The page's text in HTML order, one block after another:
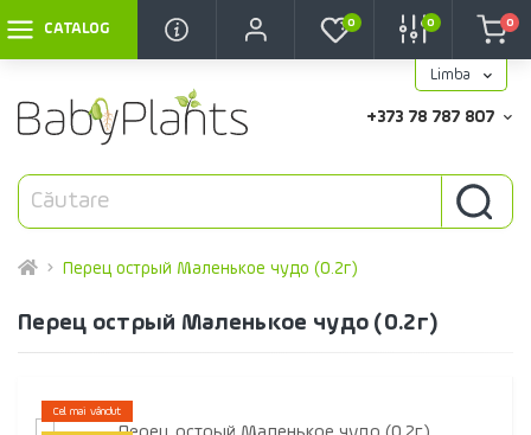
CATALOG
Limba
0 0 0
+373 78 787 807
Перец острый Маленькое чудо (0.2г)
Перец острый Маленькое чудо (0.2г)
Cel mai vândut